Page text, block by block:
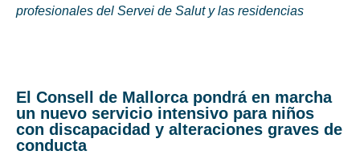
profesionales del Servei de Salut y las residencias
El Consell de Mallorca pondrá en marcha
un nuevo servicio intensivo para niños
con discapacidad y alteraciones graves de
conducta